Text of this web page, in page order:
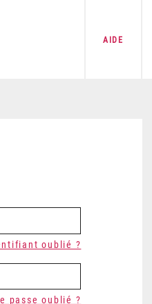
AIDE
oublié ?
passe oublié ?